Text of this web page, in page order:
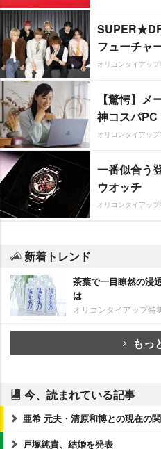
フューチャ
オリコンタイアップ
【驚愕】メ
神コスパPC
オリコンタイアップ
一番似合う
ウオッチ
オリコンタイアップ
新着トレンド
茶葉で一目瞭然の浸
は
オリコンタイアップ特
もっ
今、読まれている記事
亜希 元夫・清原和博との現在の
戸塚純貴、結婚を発表